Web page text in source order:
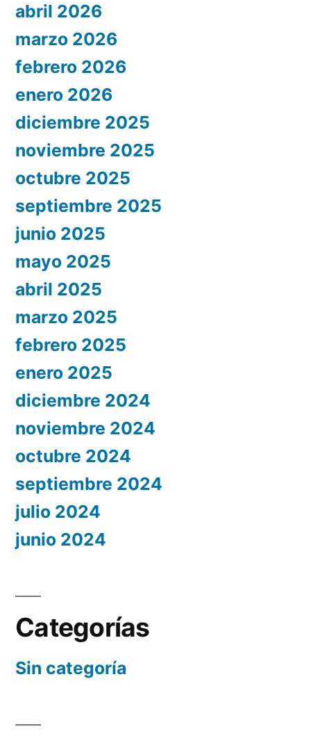
abril 2026
marzo 2026
febrero 2026
enero 2026
diciembre 2025
noviembre 2025
octubre 2025
septiembre 2025
junio 2025
mayo 2025
abril 2025
marzo 2025
febrero 2025
enero 2025
diciembre 2024
noviembre 2024
octubre 2024
septiembre 2024
julio 2024
junio 2024
Categorías
Sin categoría